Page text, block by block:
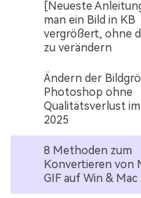
[Neueste
man ein Bild in KB
vergrößert, ohne
zu verändern
Ändern der
Photoshop ohne
Qualitätsverlust
2025
8 Methoden zum
Konvertieren von
GIF auf Win & Mac